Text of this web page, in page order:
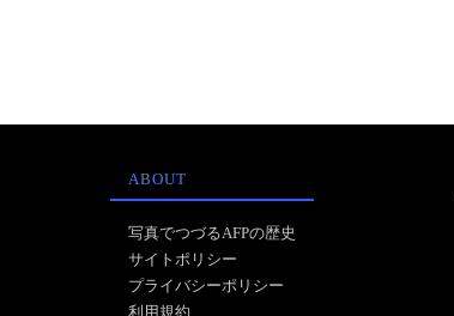
ABOUT
写真でつづるAFPの歴史
サイトポリシー
プライバシーポリシー
利用規約